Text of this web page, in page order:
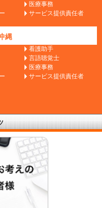
医療事務
サービス提供責任者
縄
看護助手
言語聴覚士
医療事務
サービス提供責任者